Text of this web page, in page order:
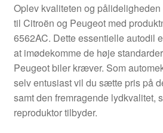
Klageprocedure
Kontakte
Kurv
Oplev kvaliteten og
til Citroën og Peugeot med
6562AC. Dette essentielle autodil
at imødekomme de høje
Peugeot biler kræver. Som
selv entusiast vil du sætte pris på
samt den fremragende lydkvalitet,
reproduktor tilbyder.